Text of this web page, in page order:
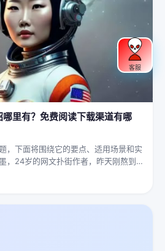
哪里有？免费阅读下载渠道有哪
，下面将围绕它的要点、适用场景和实
，24岁的网文扑街作者，昨天刚熬到凌
的大纲，揉着发酸的眼睛扑上床就睡，
客服